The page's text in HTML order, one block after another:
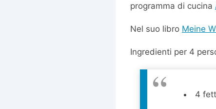
programma di cucina
Nel suo libro Meine
Ingredienti per 4
4